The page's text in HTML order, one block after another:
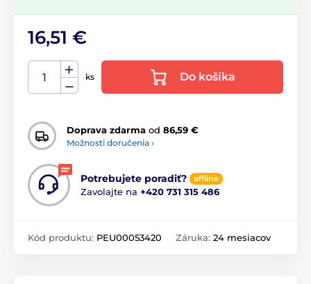
16,51 €
ks Do košíka
Doprava zdarma od 86,59 €
Možnosti doručenia ›
Potrebujete poradiť? offline
Zavolajte na +420 731 315 486
Kód produktu: PEU00053420 Záruka: 24 mesiacov